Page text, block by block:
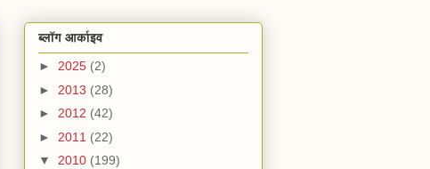
ब्लॉग आर्काइव
► 2025 (2)
► 2013 (28)
► 2012 (42)
► 2011 (22)
▼ 2010 (199)